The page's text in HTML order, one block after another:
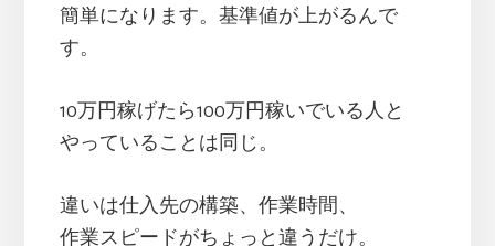
簡単になります。基準値が上がるんで
す。
10万円稼げたら100万円稼いでいる人と
やっていることは同じ。
違いは仕入先の構築、作業時間、
作業スピードがちょっと違うだけ。